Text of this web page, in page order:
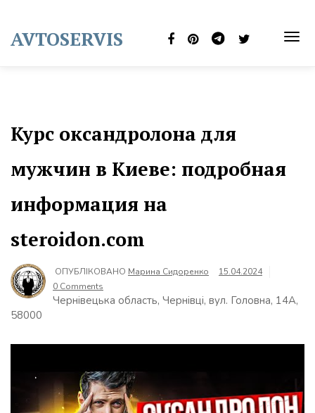
content
AVTOSERVIS
Курс оксандролона для
мужчин в Киеве: подробная
информация на
steroidon.com
ОПУБЛІКОВАНО Марина Сидоренко
15.04.2024
0 Comments
Чернівецька область, Чернівці, вул. Головна, 14А,
58000